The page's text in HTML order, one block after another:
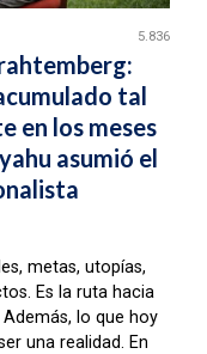
5.836
tal
en los meses
asumió el
metas, utopías,
Es la ruta hacia
lo que hoy
una realidad. En